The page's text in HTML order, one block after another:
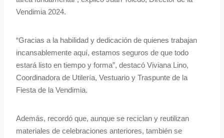
Vendimia 2024.
“Gracias a la habilidad y dedicación de quienes trabajan
incansablemente aquí, estamos seguros de que todo
estará listo en tiempo y forma”, destacó Viviana Lino,
Coordinadora de Utilería, Vestuario y Traspunte de la
Fiesta de la Vendimia.
Además, recordó que, aunque se reciclan y reutilizan
materiales de celebraciones anteriores, también se